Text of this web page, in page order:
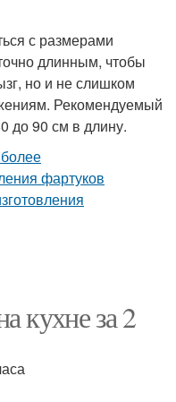
с размерами
длинным, чтобы
но и не слишком
Рекомендуемый
до 90 см в длину.
кухне за 2